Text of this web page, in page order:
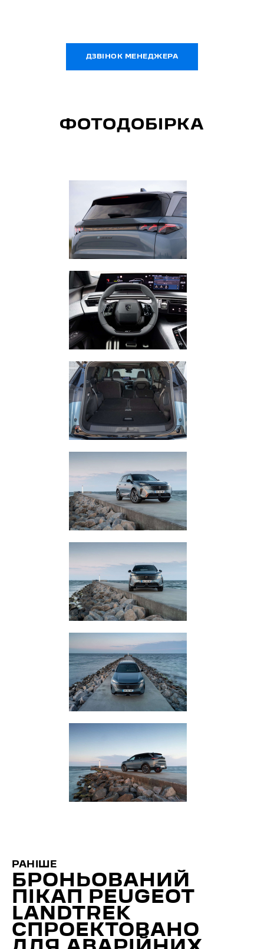
ДЗВІНОК МЕНЕДЖЕРА
ФОТОДОБІРКА
РАНІШЕ
БРОНЬОВАНИЙ
ПІКАП PEUGEOT
LANDTREK
СПРОЕКТОВАНО